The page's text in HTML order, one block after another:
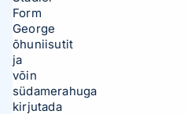
Form
George
õhuniisutit
ja
võin
südamerahuga
kirjutada